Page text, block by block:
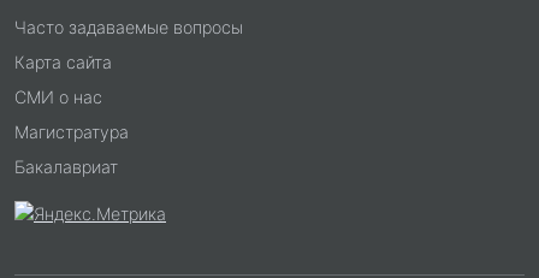
Часто задаваемые вопросы
Карта сайта
СМИ о нас
Магистратура
Бакалавриат